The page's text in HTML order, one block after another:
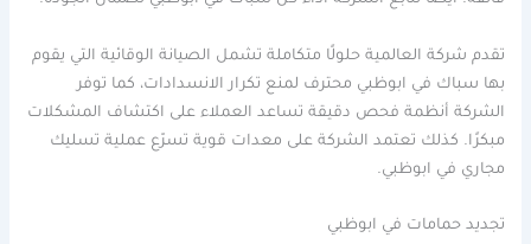
تقدم شركة العالمية حلولًا متكاملة تشمل الصيانة الوقائية التي يقوم
بها سباك في ابوظبي محترف لمنع تكرار الانسدادات، كما توفر
الشركة أنظمة فحص دقيقة تساعد العملاء على اكتشاف المشكلات
مبكرًا. كذلك تعتمد الشركة على معدات قوية تسرّع عملية تسليك
مجاري في ابوظبي.
تجديد حمامات في ابوظبي